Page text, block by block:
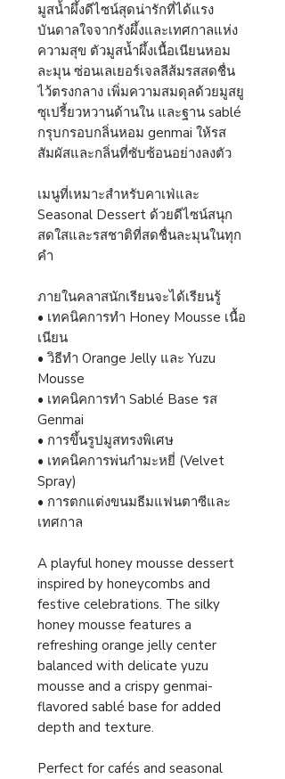
มูสน้ำผึ้งดีไซน์สุดน่ารักที่ได้แรง
บันดาลใจจากรังผึ้งและเทศกาลแห่ง
ความสุข ตัวมูสน้ำผึ้งเนื้อเนียนหอม
ละมุน ซ่อนเลเยอร์เจลลีส้มรสสดชื่น
ไว้ตรงกลาง เพิ่มความสมดุลด้วยมูสยู
ซุเปรี้ยวหวานด้านใน และฐาน sablé
กรุบกรอบกลิ่นหอม genmai ให้รส
สัมผัสและกลิ่นที่ซับซ้อนอย่างลงตัว
เมนูที่เหมาะสำหรับคาเฟ่และ
Seasonal Dessert ด้วยดีไซน์สนุก
สดใสและรสชาติที่สดชื่นละมุนในทุก
คำ
ภายในคลาสนักเรียนจะได้เรียนรู้
• เทคนิคการทำ Honey Mousse เนื้อ
เนียน
• วิธีทำ Orange Jelly และ Yuzu
Mousse
• เทคนิคการทำ Sablé Base รส
Genmai
• การขึ้นรูปมูสทรงพิเศษ
• เทคนิคการพ่นกำมะหยี่ (Velvet
Spray)
• การตกแต่งขนมธีมแฟนตาซีและ
เทศกาล
A playful honey mousse dessert
inspired by honeycombs and
festive celebrations. The silky
honey mousse features a
refreshing orange jelly center
balanced with delicate yuzu
mousse and a crispy genmai-
flavored sablé base for added
depth and texture.
Perfect for cafés and seasonal